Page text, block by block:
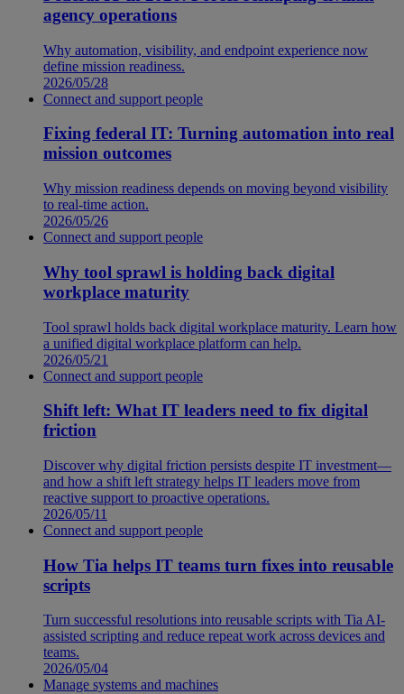
agency operations
Why automation, visibility, and endpoint experience now
define mission readiness.
2026/05/28
Connect and support people
Fixing federal IT: Turning automation into real
mission outcomes
Why mission readiness depends on moving beyond visibility
to real-time action.
2026/05/26
Connect and support people
Why tool sprawl is holding back digital
workplace maturity
Tool sprawl holds back digital workplace maturity. Learn how
a unified digital workplace platform can help.
2026/05/21
Connect and support people
Shift left: What IT leaders need to fix digital
friction
Discover why digital friction persists despite IT investment—
and how a shift left strategy helps IT leaders move from
reactive support to proactive operations.
2026/05/11
Connect and support people
How Tia helps IT teams turn fixes into reusable
scripts
Turn successful resolutions into reusable scripts with Tia AI-
assisted scripting and reduce repeat work across devices and
teams.
2026/05/04
Manage systems and machines